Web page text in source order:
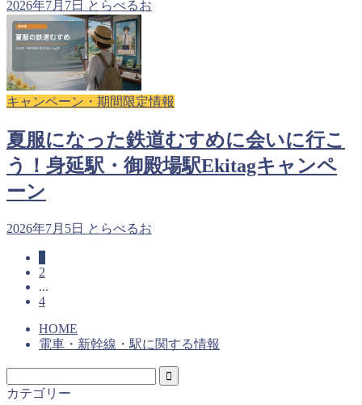
2026年7月7日 とらべるお
キャンペーン・期間限定情報
夏服になった鉄道むすめに会いに行こ
う！身延駅・御殿場駅Ekitagキャンペ
ーン
2026年7月5日 とらべるお
2
...
4
HOME
電車・新幹線・駅に関する情報
カテゴリー